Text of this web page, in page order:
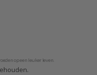
op een leuker leven.